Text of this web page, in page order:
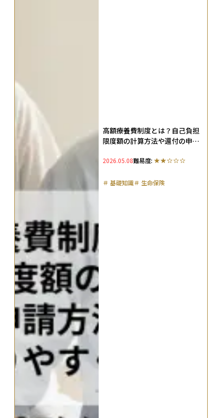
高額療養費制度とは？自己負担
限度額の計算方法や還付の申請
2026.05.08難易度:
＃ 基礎知識＃ 生命保険